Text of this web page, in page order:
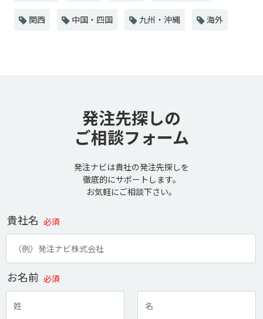
関西 中国・四国 九州・沖縄 海外
発注先探しの
ご相談フォーム
発注ナビは貴社の発注先探しを
徹底的にサポートします。
お気軽にご相談下さい。
貴社名 必須
お名前 必須